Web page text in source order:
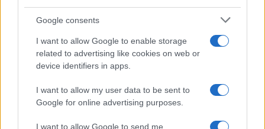
Google consents
I want to allow Google to enable storage
related to advertising like cookies on web or
device identifiers in apps.
I want to allow my user data to be sent to
Google for online advertising purposes.
I want to allow Google to send me
Mario Malu
Paolo Pinna